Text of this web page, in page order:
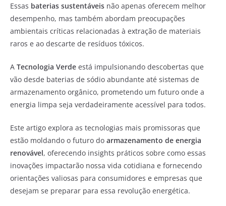
Essas baterias sustentáveis não apenas oferecem melhor
desempenho, mas também abordam preocupações
ambientais críticas relacionadas à extração de materiais
raros e ao descarte de resíduos tóxicos.
A Tecnologia Verde está impulsionando descobertas que
vão desde baterias de sódio abundante até sistemas de
armazenamento orgânico, prometendo um futuro onde a
energia limpa seja verdadeiramente acessível para todos.
Este artigo explora as tecnologias mais promissoras que
estão moldando o futuro do armazenamento de energia
renovável, oferecendo insights práticos sobre como essas
inovações impactarão nossa vida cotidiana e fornecendo
orientações valiosas para consumidores e empresas que
desejam se preparar para essa revolução energética.